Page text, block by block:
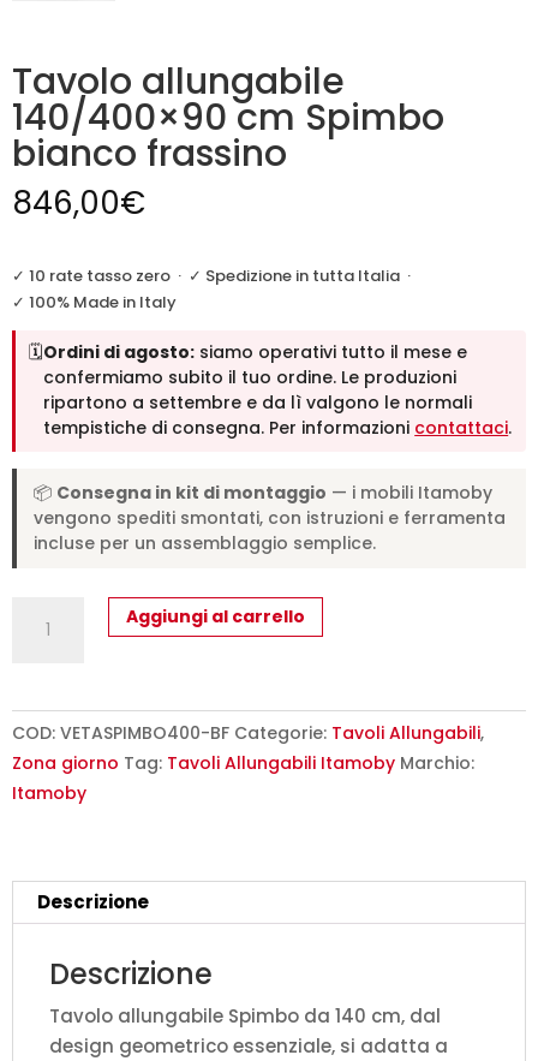
Tavolo allungabile
140/400×90 cm Spimbo
bianco frassino
846,00€
✓ 10 rate tasso zero · ✓ Spedizione in tutta Italia ·
✓ 100% Made in Italy
🗓️Ordini di agosto: siamo operativi tutto il mese e
confermiamo subito il tuo ordine. Le produzioni
ripartono a settembre e da lì valgono le normali
tempistiche di consegna. Per informazioni contattaci.
📦 Consegna in kit di montaggio — i mobili Itamoby
vengono spediti smontati, con istruzioni e ferramenta
incluse per un assemblaggio semplice.
allungabile
Spimbo
bianco
frassino
Aggiungi al carrello
COD: VETASPIMBO400-BF Categorie: Tavoli Allungabili,
Zona giorno Tag: Tavoli Allungabili Itamoby Marchio:
Itamoby
Descrizione
Descrizione
Tavolo allungabile Spimbo da 140 cm, dal
design geometrico essenziale, si adatta a